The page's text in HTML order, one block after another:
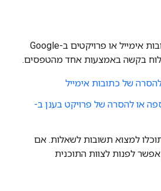
אם רוצים לרשום עוד כתובות אימייל או פרויקטים ב-Google
של כתובות אימייל
להסרה של פרויקט בענן ב-
למצוא תשובות לשאלות. אם
לפנות לצוות התוכנית